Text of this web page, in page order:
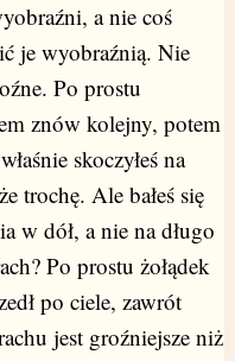
a nie coś
je wyobraźnią. Nie
Po prostu
znów kolejny, potem
skoczyłeś na
trochę. Ale bałeś się
w dół, a nie na długo
Po prostu żołądek
po ciele, zawrót
jest groźniejsze niż